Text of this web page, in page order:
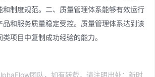
和制度规范。二、质量管理体系能够有效运行
品和服务质量稳定受控。质量管理体系达到该
项目中复制成功经验的能力。
团队，如有转载，请注明出处：新时